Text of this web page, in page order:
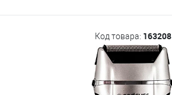
Код товара: 163208